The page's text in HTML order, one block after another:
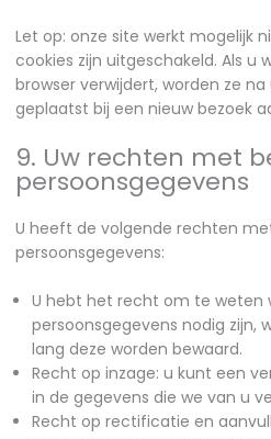
Let op: onze site werkt mogelijk
cookies zijn uitgeschakeld. Als u
browser verwijdert, worden ze
geplaatst bij een nieuw bezoek
9. Uw rechten met
persoonsgegevens
U heeft de volgende rechten
persoonsgegevens:
U hebt het recht om te weten
persoonsgegevens nodig zijn,
lang deze worden bewaard.
Recht op inzage: u kunt een
in de gegevens die we van u
Recht op rectificatie en